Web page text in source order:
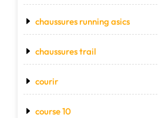
chaussures running asics
chaussures trail
courir
course 10